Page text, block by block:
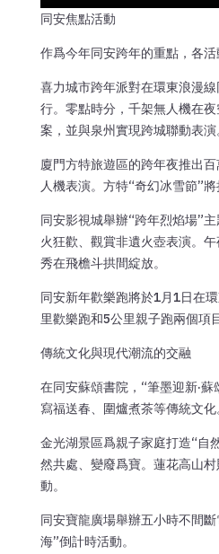
同安焦點活動
作爲今年同安跨年的重點，各活
喜力城市跨年派對在環東浪漫
行。零點時分，千架無人機在
案，並與泉州實現跨城聯動表演
廈門方特旅遊區的跨年夜推出
人機表演。方特“奇幻冰雪節”將
同安影視城舉辦“跨年烈焰場”
火狂歡、觀賞非遺火壺表演。
秀在飛檐斗拱間綻放。
同安新年歡樂跑將於1月1日在
里歡樂跑和5公里親子跑兩個項目
傳統文化與現代潮流的交融
在同安蘇頌書院，“筆墨迎新·
寫福送春、圍爐煮茶等傳統文化
金光湖景區爲親子家庭打造“自
然共處、變廢爲寶。蓮花高山
動。
同安寶龍廣場舉辦五小時不間
海”倒計時活動。